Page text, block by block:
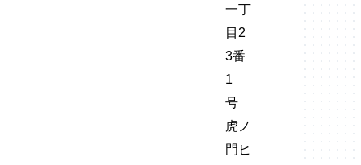
一丁
目2
3番
1
号
虎ノ
門ヒ